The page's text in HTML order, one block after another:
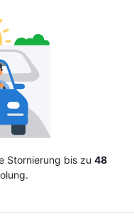
Stornierung bis zu 48